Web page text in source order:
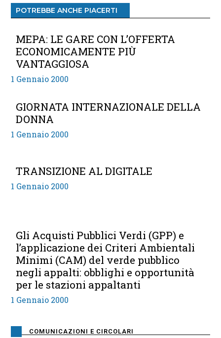
POTREBBE ANCHE PIACERTI
MEPA: LE GARE CON L’OFFERTA
ECONOMICAMENTE PIÙ
VANTAGGIOSA
1 Gennaio 2000
GIORNATA INTERNAZIONALE DELLA
DONNA
1 Gennaio 2000
TRANSIZIONE AL DIGITALE
1 Gennaio 2000
Gli Acquisti Pubblici Verdi (GPP) e
l’applicazione dei Criteri Ambientali
Minimi (CAM) del verde pubblico
negli appalti: obblighi e opportunità
per le stazioni appaltanti
1 Gennaio 2000
COMUNICAZIONI E CIRCOLARI